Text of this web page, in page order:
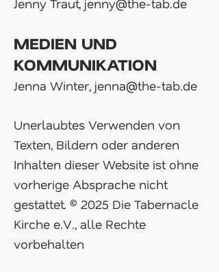
Jenny Traut, jenny@the-tab.de
MEDIEN UND
KOMMUNIKATION
Jenna Winter, jenna@the-tab.de
Unerlaubtes Verwenden von
Texten, Bildern oder anderen
Inhalten dieser Website ist ohne
vorherige Absprache nicht
gestattet. © 2025 Die Tabernacle
Kirche e.V., alle Rechte
vorbehalten